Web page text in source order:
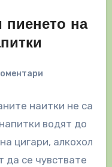
пиенето на
наитки не са
водят до
цигари, алкохол
да се чувствате